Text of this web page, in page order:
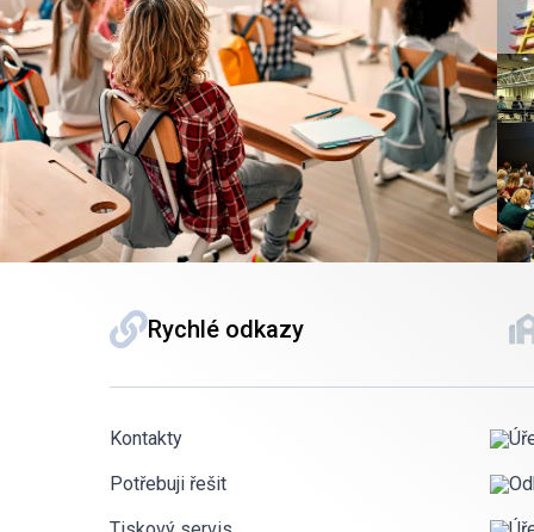
Rychlé odkazy
Kontakty
Potřebuji řešit